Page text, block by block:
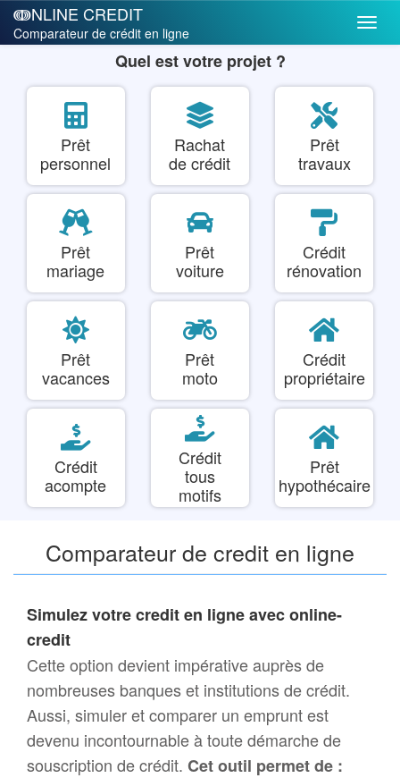
ↈNLINE CREDIT
Comparateur de crédit en ligne
Quel est votre projet ?
Prêt
personnel
Rachat
de crédit
Prêt
travaux
Prêt
mariage
Prêt
voiture
Crédit
rénovation
Prêt
vacances
Prêt
moto
Crédit
propriétaire
Crédit
acompte
Crédit
tous
motifs
Prêt
hypothécaire
Comparateur de credit en ligne
Simulez votre credit en ligne avec online-
credit
Cette option devient impérative auprès de
nombreuses banques et institutions de crédit.
Aussi, simuler et comparer un emprunt est
devenu incontournable à toute démarche de
souscription de crédit. Cet outil permet de :